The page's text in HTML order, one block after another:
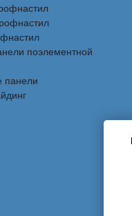
поэлементной
панели